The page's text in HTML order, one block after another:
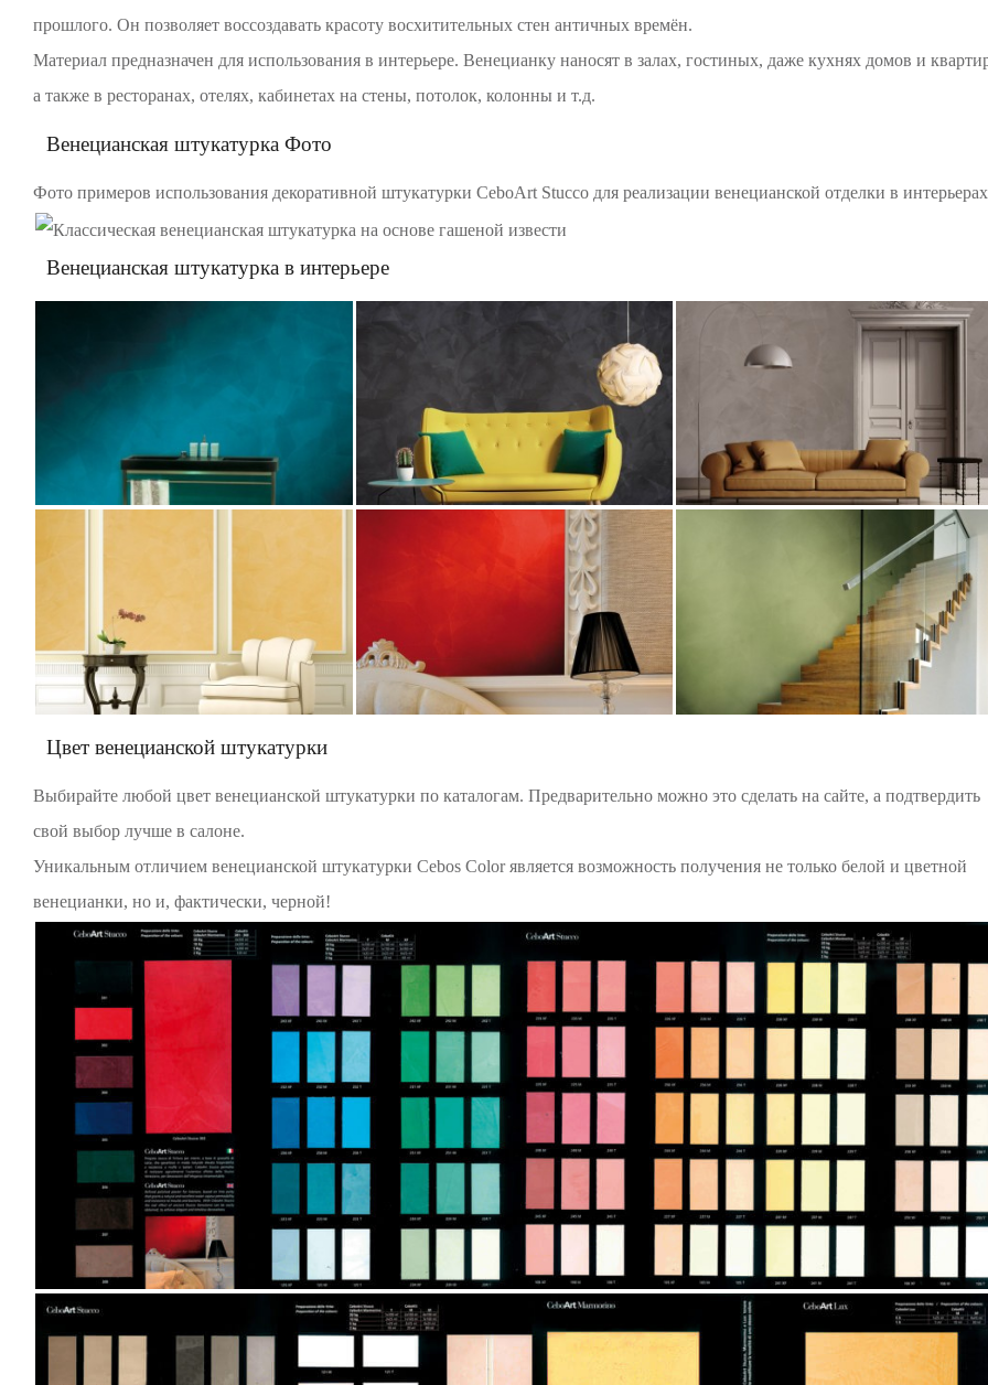
прошлого. Он позволяет воссоздавать красоту восхитительных стен античных времён.
Материал предназначен для использования в интерьере. Венецианку наносят в залах, гостиных, даже кухнях домов и
а также в ресторанах, отелях, кабинетах на стены, потолок, колонны и т.д.
Венецианская штукатурка Фото
Фото примеров использования декоративной штукатурки CeboArt Stucco для реализации венецианской отделки в
Венецианская штукатурка в интерьере
Цвет венецианской штукатурки
Выбирайте любой цвет венецианской штукатурки по каталогам. Предварительно можно это сделать на сайте, а подтвердить
свой выбор лучше в салоне.
Уникальным отличием венецианской штукатурки Cebos Color является возможность получения не только белой и цветной
венецианки, но и, фактически, черной!